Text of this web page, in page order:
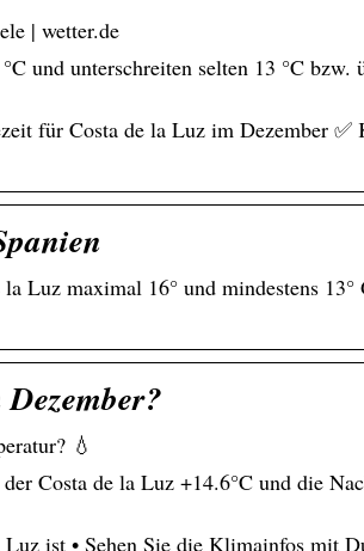
| wetter.de
und unterschreiten selten 13 °C bzw.
für Costa de la Luz im Dezember
Luz maximal 16° und mindestens
💧
Costa de la Luz +14.6°C und die
ist • Sehen Sie die Klimainfos mit